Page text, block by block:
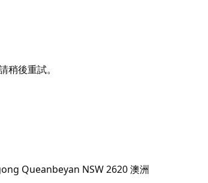
以南 10 公里處，倫敦橋區域向南
可以看到溢洪道。它是堪培拉和昆比恩的集水
稍後重試。
Queanbeyan NSW 2620 澳洲